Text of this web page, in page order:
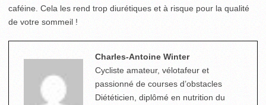
caféine. Cela les rend trop diurétiques et à risque pour la qualité
de votre sommeil !
Charles-Antoine Winter
Cycliste amateur, vélotafeur et
passionné de courses d’obstacles
Diététicien, diplômé en nutrition du